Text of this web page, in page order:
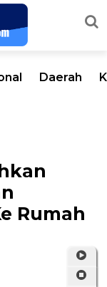
Daerah
Rumah